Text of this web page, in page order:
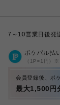
7～10営業日後発
ポケパル払
（1P=1円）※
会員登録後、ポ
最大1,500円